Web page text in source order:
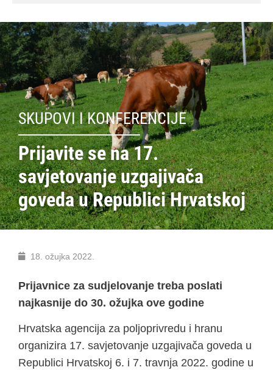
SKUPOVI I KONFERENCIJE
Prijavite se na 17.
savjetovanje uzgajivača
goveda u Republici Hrvatskoj
18. ožujka 2022.
Prijavnice za sudjelovanje treba poslati
najkasnije do 30. ožujka ove godine
Hrvatska agencija za poljoprivredu i hranu
organizira 17. savjetovanje uzgajivača goveda u
Republici Hrvatskoj 6. i 7. travnja 2022. godine u